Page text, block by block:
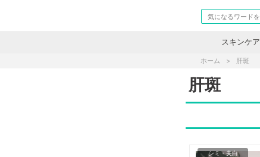
スキンケア
ホーム 肝斑
肝斑
シミ・美白